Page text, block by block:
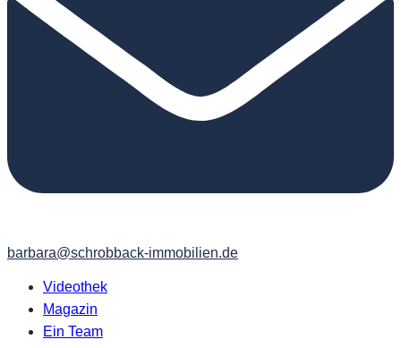
barbara@schrobback-immobilien.de
Videothek
Magazin
Ein Team